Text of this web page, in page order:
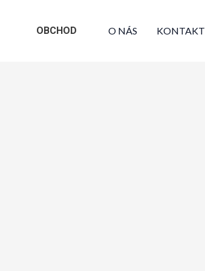
OBCHOD O NÁS KONTAKT